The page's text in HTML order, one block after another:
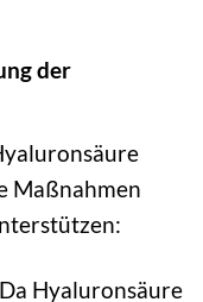
der
Maßnahmen
Da Hyaluronsäure